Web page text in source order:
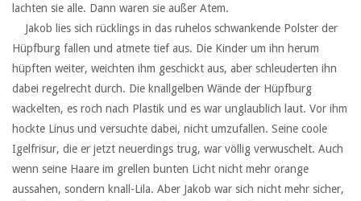
lachten sie alle. Dann waren sie außer Atem.
Hüpfburg fallen und atmete tief aus. Die Kinder um ihn herum
hüpften weiter, weichten ihm geschickt aus, aber schleuderten ihn
dabei regelrecht durch. Die knallgelben Wände der Hüpfburg
wackelten, es roch nach Plastik und es war unglaublich laut. Vor ihm
hockte Linus und versuchte dabei, nicht umzufallen. Seine coole
Igelfrisur, die er jetzt neuerdings trug, war völlig verwuschelt. Auch
wenn seine Haare im grellen bunten Licht nicht mehr orange
aussahen, sondern knall-Lila. Aber Jakob war sich nicht mehr sicher,